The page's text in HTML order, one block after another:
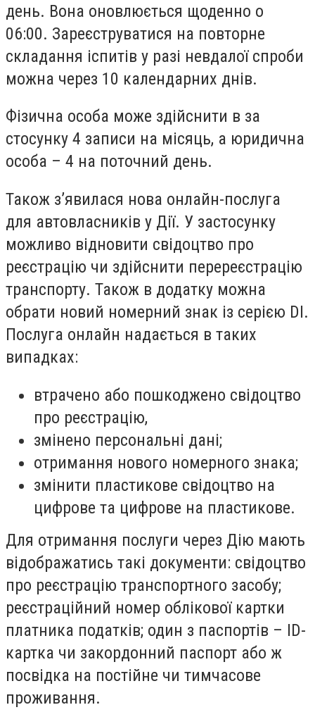
день. Вона оновлюється щоденно о
06:00. Зареєструватися на повторне
складання іспитів у разі невдалої спроби
можна через 10 календарних днів.
Фізична особа може здійснити в за
стосунку 4 записи на місяць, а юридична
особа – 4 на поточний день.
Також з’явилася нова онлайн-послуга
для автовласників у Дії. У застосунку
можливо відновити свідоцтво про
реєстрацію чи здійснити перереєстрацію
транспорту. Також в додатку можна
обрати новий номерний знак із серією DI.
Послуга онлайн надається в таких
випадках:
втрачено або пошкоджено свідоцтво
про реєстрацію,
змінено персональні дані;
отримання нового номерного знака;
змінити пластикове свідоцтво на
цифрове та цифрове на пластикове.
Для отримання послуги через Дію мають
відображатись такі документи: свідоцтво
про реєстрацію транспортного засобу;
реєстраційний номер облікової картки
платника податків; один з паспортів – ID-
картка чи закордонний паспорт або ж
посвідка на постійне чи тимчасове
проживання.